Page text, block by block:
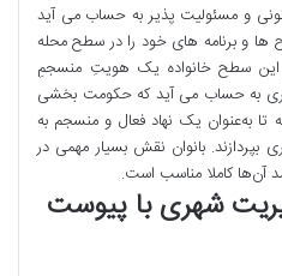
و مسئولیت پذیر به حساب می آید
و برنامه های خود را در سطح محله
این سطح خانواده یک هویتِ منسجمِ
به حساب می آید که حکومت بخشی
تا به‌عنوان یک نهاد فعال و منسجم به
بانوان نقش بسیار مهمی در
آن‌ها کاملا مناسب است.
با پیوست